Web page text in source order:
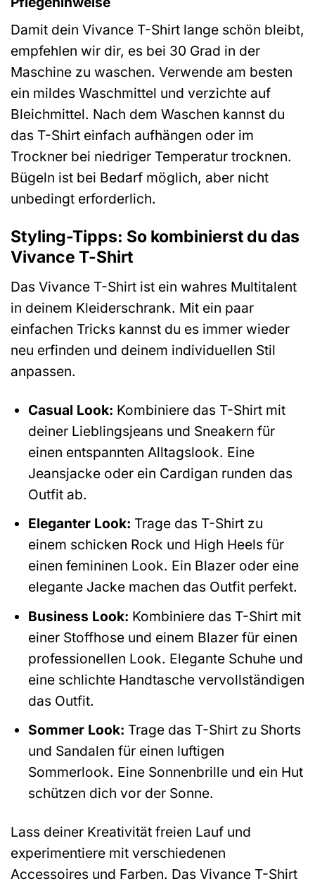
Damit dein Vivance T-Shirt lange schön bleibt,
empfehlen wir dir, es bei 30 Grad in der
Maschine zu waschen. Verwende am besten
ein mildes Waschmittel und verzichte auf
Bleichmittel. Nach dem Waschen kannst du
das T-Shirt einfach aufhängen oder im
Trockner bei niedriger Temperatur trocknen.
Bügeln ist bei Bedarf möglich, aber nicht
unbedingt erforderlich.
Styling-Tipps: So kombinierst du das
Vivance T-Shirt
Das Vivance T-Shirt ist ein wahres Multitalent
in deinem Kleiderschrank. Mit ein paar
einfachen Tricks kannst du es immer wieder
neu erfinden und deinem individuellen Stil
anpassen.
Casual Look: Kombiniere das T-Shirt mit
deiner Lieblingsjeans und Sneakern für
einen entspannten Alltagslook. Eine
Jeansjacke oder ein Cardigan runden das
Outfit ab.
Eleganter Look: Trage das T-Shirt zu
einem schicken Rock und High Heels für
einen femininen Look. Ein Blazer oder eine
elegante Jacke machen das Outfit perfekt.
Business Look: Kombiniere das T-Shirt mit
einer Stoffhose und einem Blazer für einen
professionellen Look. Elegante Schuhe und
eine schlichte Handtasche vervollständigen
das Outfit.
Sommer Look: Trage das T-Shirt zu Shorts
und Sandalen für einen luftigen
Sommerlook. Eine Sonnenbrille und ein Hut
schützen dich vor der Sonne.
Lass deiner Kreativität freien Lauf und
experimentiere mit verschiedenen
Accessoires und Farben. Das Vivance T-Shirt